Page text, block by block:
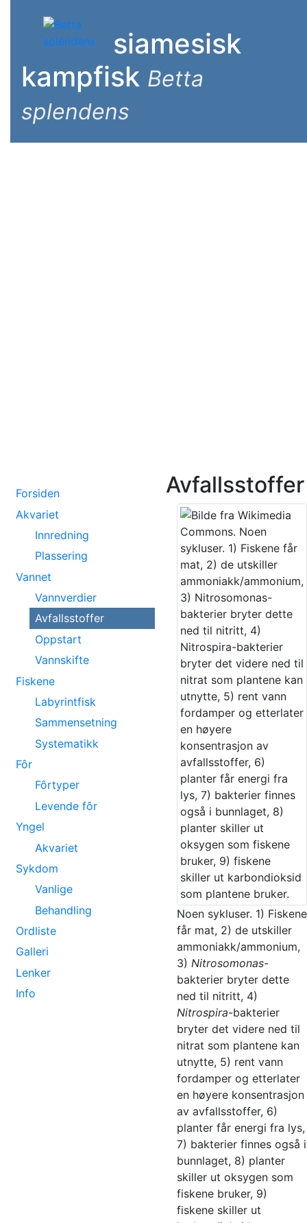
siamesisk
kampfisk Betta
splendens
Forsiden
Akvariet
Innredning
Plassering
Vannet
Vannverdier
Avfallsstoffer
Oppstart
Vannskifte
Fiskene
Labyrintfisk
Sammensetning
Systematikk
Fôr
Fôrtyper
Levende fôr
Yngel
Akvariet
Sykdom
Vanlige
Behandling
Ordliste
Galleri
Lenker
Info
Avfallsstoffer
Noen sykluser. 1) Fiskene
får mat, 2) de utskiller
ammoniakk/ammonium,
3) Nitrosomonas-
bakterier bryter dette
ned til nitritt, 4)
Nitrospira-bakterier
bryter det videre ned til
nitrat som plantene kan
utnytte, 5) rent vann
fordamper og etterlater
en høyere konsentrasjon
av avfallsstoffer, 6)
planter får energi fra lys,
7) bakterier finnes også i
bunnlaget, 8) planter
skiller ut oksygen som
fiskene bruker, 9)
fiskene skiller ut